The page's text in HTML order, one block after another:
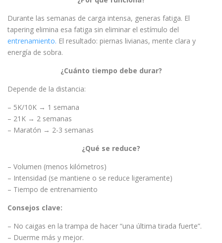
Durante las semanas de carga intensa, generas fatiga. El
tapering elimina esa fatiga sin eliminar el estímulo del
entrenamiento. El resultado: piernas livianas, mente clara y
energía de sobra.
¿Cuánto tiempo debe durar?
Depende de la distancia:
– 5K/10K → 1 semana
– 21K → 2 semanas
– Maratón → 2-3 semanas
¿Qué se reduce?
– Volumen (menos kilómetros)
– Intensidad (se mantiene o se reduce ligeramente)
– Tiempo de entrenamiento
Consejos clave:
– No caigas en la trampa de hacer “una última tirada fuerte”.
– Duerme más y mejor.